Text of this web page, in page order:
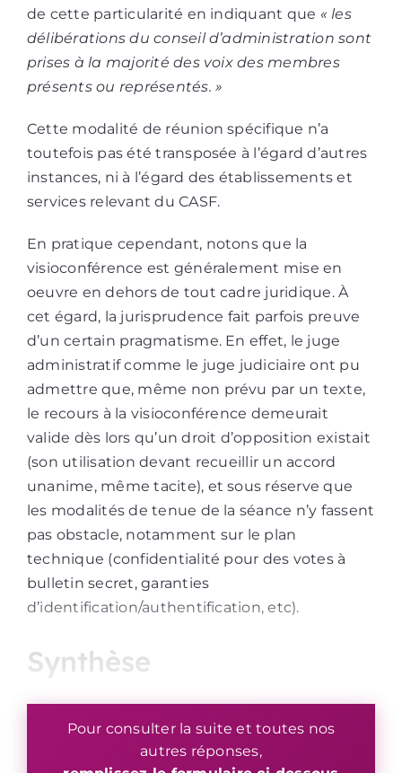
de cette particularité en indiquant que « les
délibérations du conseil d’administration sont
prises à la majorité des voix des membres
présents ou représentés. »
Cette modalité de réunion spécifique n’a
toutefois pas été transposée à l’égard d’autres
instances, ni à l’égard des établissements et
services relevant du CASF.
En pratique cependant, notons que la
visioconférence est généralement mise en
oeuvre en dehors de tout cadre juridique. À
cet égard, la jurisprudence fait parfois preuve
d’un certain pragmatisme. En effet, le juge
administratif comme le juge judiciaire ont pu
admettre que, même non prévu par un texte,
le recours à la visioconférence demeurait
valide dès lors qu’un droit d’opposition existait
(son utilisation devant recueillir un accord
unanime, même tacite), et sous réserve que
les modalités de tenue de la séance n’y fassent
pas obstacle, notamment sur le plan
technique (confidentialité pour des votes à
bulletin secret, garanties
d’identification/authentification, etc).
Synthèse
Pour consulter la suite et toutes nos
autres réponses,